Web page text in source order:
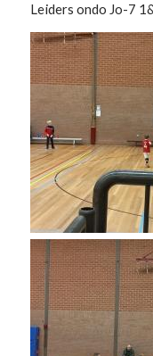
Leiders ondo Jo-7